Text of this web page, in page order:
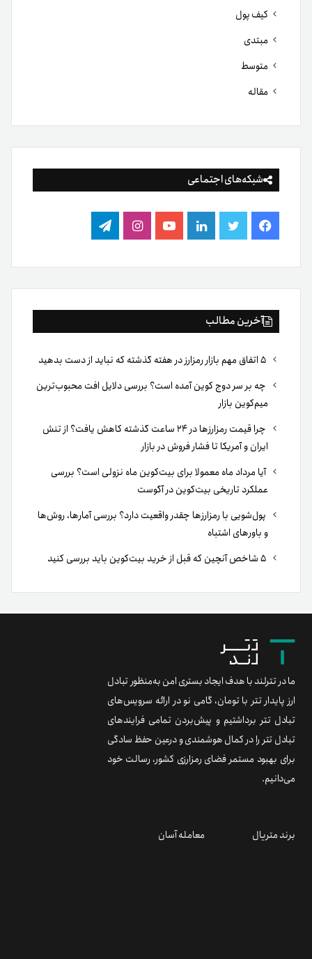
کیف پول
مبتدی
متوسط
مقاله
شبکه‌های اجتماعی
فیس
بوک
توییتر لینکدینیوتیوباینستاگرام
تلگرام
آخرین مطالب
چه بر سر دوج کوین آمده است؟ بررسی دلایل افت محبوب‌ترین
میم‌کوین بازار
چرا قیمت رمزارزها در ۲۴ ساعت گذشته کاهش یافت؟ از تنش
ایران و آمریکا تا فشار فروش در بازار
آیا مرداد ماه معمولا برای بیت‌کوین ماه نزولی است؟ بررسی
عملکرد تاریخی بیت‌کوین در آگوست
پول‌شویی با رمزارزها چقدر واقعیت دارد؟ بررسی آمارها، روش‌ها
و باورهای اشتباه
ما در تترلند با هدف ایجاد بستری امن به‌منظور تبادل
ارز پایدار تتر با تومان، گامی نو در ارائه سرویس‌های
تبادل تتر برداشتیم و پیش‌بردن تمامی فرایندهای
تبادل تتر را در کمال هوشمندی و درعین حفظ سادگی
برای بهبود مستمر فضای رمزارزی کشور، رسالت خود
می‌دانیم.
برند متریال معامله آسان